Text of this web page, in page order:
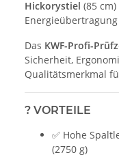
Hickorystiel (85
Das KWF-Profi-
Sicherheit,
Qualitätsmerkmal
? VORTEILE
✅ Hohe
(2750 g)